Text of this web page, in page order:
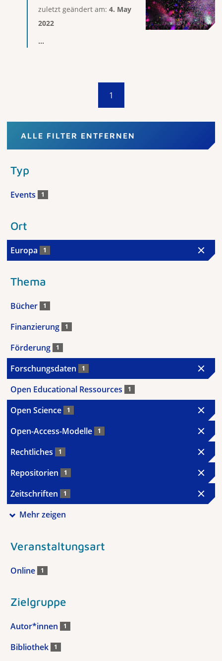
zuletzt geändert am: 4. May
2022
...
1
ALLE FILTER ENTFERNEN
Typ
Events 1
Ort
Europa 1
Thema
Bücher 1
Finanzierung 1
Förderung 1
Forschungsdaten 1
Open Educational Ressources 1
Open Science 1
Open-Access-Modelle 1
Rechtliches 1
Repositorien 1
Zeitschriften 1
Mehr zeigen
Veranstaltungsart
Online 1
Zielgruppe
Autor*innen 1
Bibliothek 1